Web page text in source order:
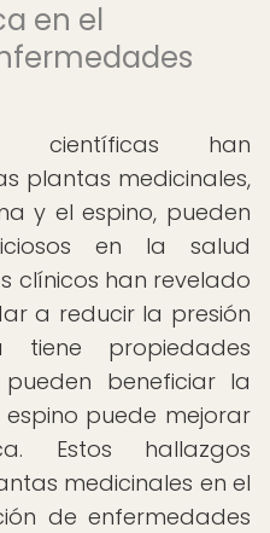
en el
científicas han
plantas medicinales,
y el espino, pueden
en la salud
clínicos han revelado
a reducir la presión
tiene propiedades
beneficiar la
puede mejorar
Estos hallazgos
medicinales en el
de enfermedades